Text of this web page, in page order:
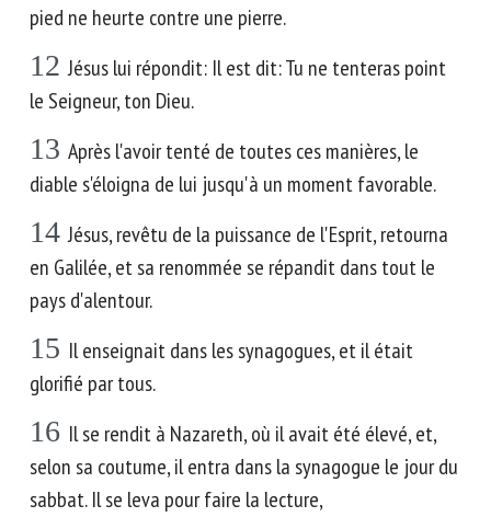
pied ne heurte contre une pierre.
12 Jésus lui répondit: Il est dit: Tu ne tenteras point
le Seigneur, ton Dieu.
13 Après l'avoir tenté de toutes ces manières, le
diable s'éloigna de lui jusqu'à un moment favorable.
14 Jésus, revêtu de la puissance de l'Esprit, retourna
en Galilée, et sa renommée se répandit dans tout le
pays d'alentour.
15 Il enseignait dans les synagogues, et il était
glorifié par tous.
16 Il se rendit à Nazareth, où il avait été élevé, et,
selon sa coutume, il entra dans la synagogue le jour du
sabbat. Il se leva pour faire la lecture,